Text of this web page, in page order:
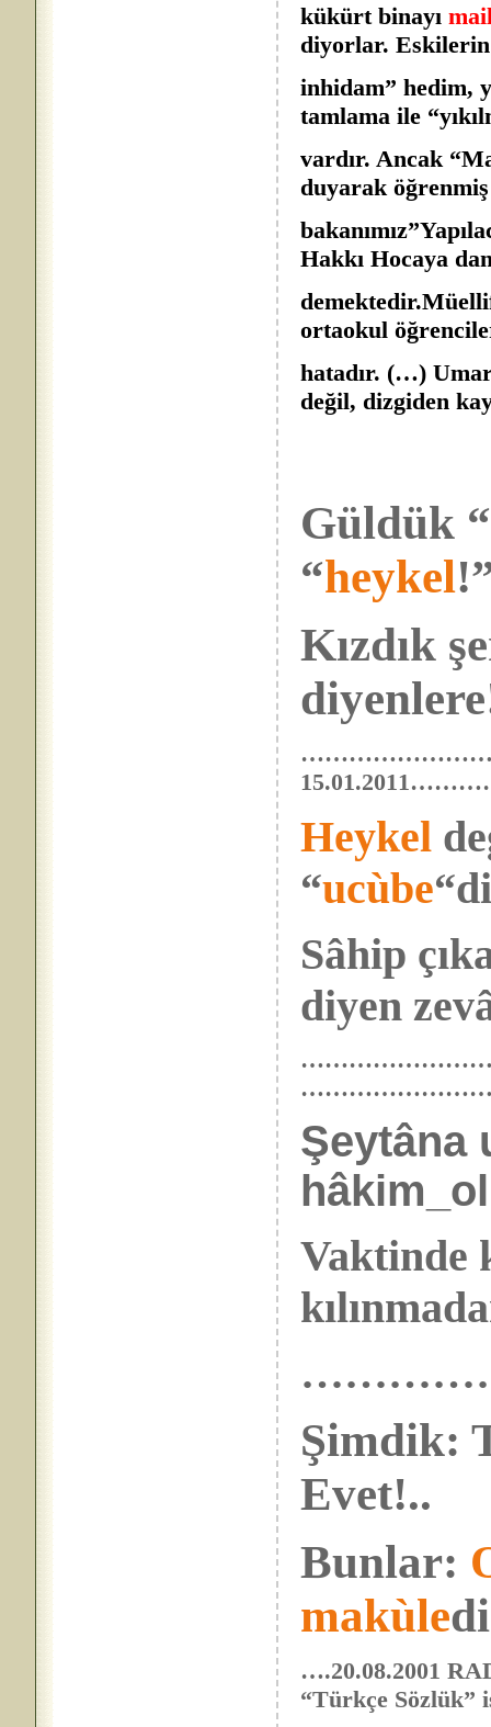
kükürt binayı
diyorlar. Eskilerin
inhidam” hedim,
tamlama ile
vardır. Ancak
duyarak öğrenmiş
Hakkı Hocaya
ortaokul
hatadır. (…)
değil, dizgiden
Güldük “
“heykel
Kızdık
Heykel
“ucùbe
Sâhip
diyen
…………………………
Şeytâna
Vaktinde
Şimdik:
Evet!..
Bunlar:
makùle
….20.08.2001
“Türkçe Sözlük”